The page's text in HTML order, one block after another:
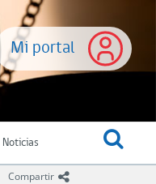
Mi portal
Noticias
Compartir icono compartir